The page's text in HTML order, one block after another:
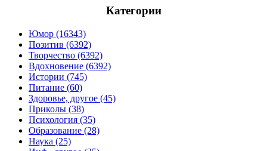
Категории
Юмор (16343)
Позитив (6392)
Творчество (6392)
Вдохновение (6392)
Истории (745)
Питание (60)
Здоровье, другое (45)
Приколы (38)
Психология (35)
Образование (28)
Наука (25)